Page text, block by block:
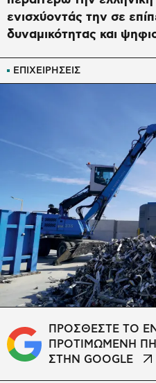
ΕΠΙΧΕΙΡΗΣΕΙΣ
ενισχύοντάς την σε
δυναμικότητας και
ΠΡΟΣΘΕΣΤΕ ΤΟ
ΠΡΟΤΙΜΩΜΕΝΗ
ΣΤΗΝ GOOGLE